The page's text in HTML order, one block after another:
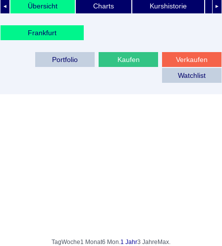
◄ ►
Übersicht Charts Kurshistorie
Frankfurt
Verkaufen
Kaufen
Portfolio
Watchlist
TagWoche1 Monat6 Mon.1 Jahr3 Jahre Max.